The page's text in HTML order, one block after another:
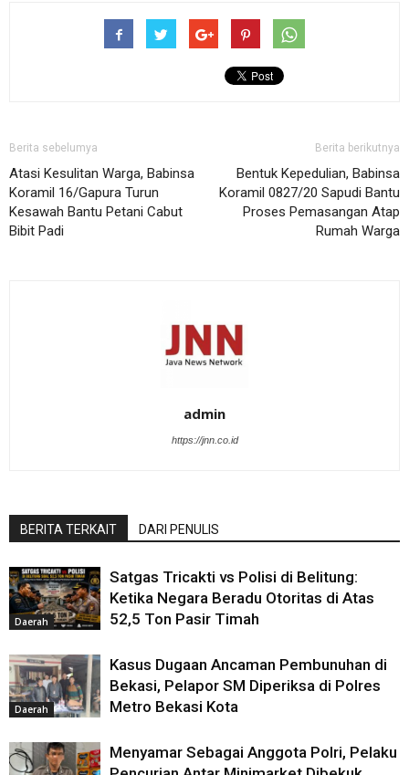
Berita sebelumya
Atasi Kesulitan Warga, Babinsa
Koramil 16/Gapura Turun
Kesawah Bantu Petani Cabut
Bibit Padi
Berita berikutnya
Bentuk Kepedulian, Babinsa
Koramil 0827/20 Sapudi Bantu
Proses Pemasangan Atap
Rumah Warga
admin
https://jnn.co.id
BERITA TERKAIT DARI PENULIS
Daerah
Satgas Tricakti vs Polisi di Belitung:
Ketika Negara Beradu Otoritas di Atas
52,5 Ton Pasir Timah
Daerah
Kasus Dugaan Ancaman Pembunuhan di
Bekasi, Pelapor SM Diperiksa di Polres
Metro Bekasi Kota
Menyamar Sebagai Anggota Polri, Pelaku